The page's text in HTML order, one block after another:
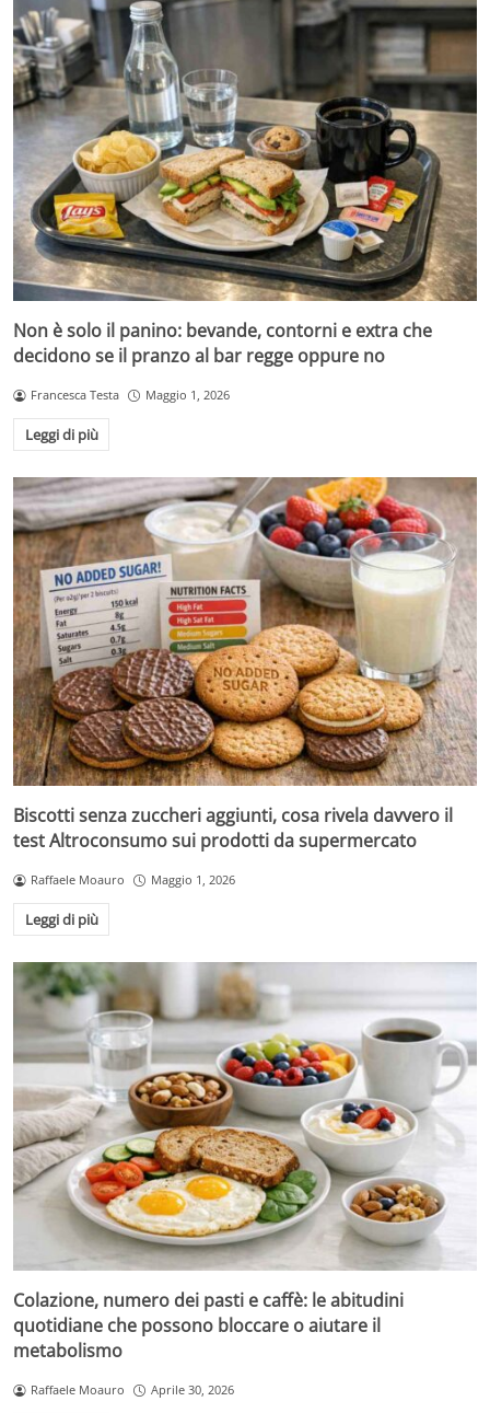
Non è solo il panino: bevande, contorni e extra che
decidono se il pranzo al bar regge oppure no
Francesca Testa Maggio 1, 2026
Leggi di più
Biscotti senza zuccheri aggiunti, cosa rivela davvero il
test Altroconsumo sui prodotti da supermercato
Raffaele Moauro Maggio 1, 2026
Leggi di più
Colazione, numero dei pasti e caffè: le abitudini
quotidiane che possono bloccare o aiutare il
metabolismo
Raffaele Moauro Aprile 30, 2026